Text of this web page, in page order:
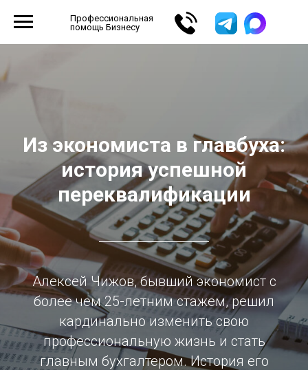
Профессиональная
помощь Бизнесу
Из экономиста в главбуха:
история успешной
переквалификации
Алексей Чижов, бывший экономист с
более чем 25-летним стажем, решил
кардинально изменить свою
профессиональную жизнь и стать
главным бухгалтером. История его